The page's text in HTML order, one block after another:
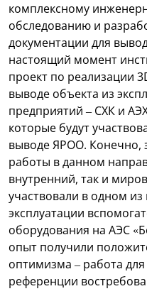
комплексному
обследованию и
документации для
настоящий момент
проект по реализации
выводе объекта из
предприятий – СХК и
которые будут
выводе ЯРОО. Конечно,
работы в данном
внутренний, так и
участвовали в одном
эксплуатации
оборудования на АЭС
опыт получили
оптимизма – работа
референции